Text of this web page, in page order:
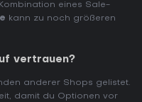
eines Sale-
kann zu noch größeren
vertrauen?
anderer Shops gelistet.
damit du Optionen vor